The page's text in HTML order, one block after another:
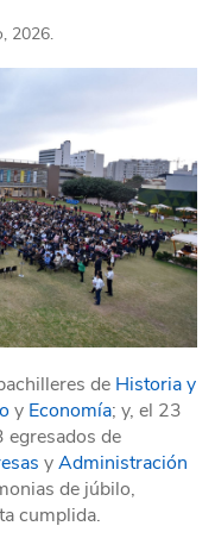
2026.
de Historia y
y Economía; y, el 23
egresados de
yAdministración
de júbilo,
cumplida.